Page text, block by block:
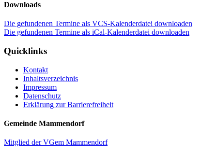
Downloads
Die gefundenen Termine als VCS-Kalenderdatei downloaden
Die gefundenen Termine als iCal-Kalenderdatei downloaden
Quicklinks
Kontakt
Inhaltsverzeichnis
Impressum
Datenschutz
Erklärung zur Barrierefreiheit
Gemeinde Mammendorf
Mitglied der VGem Mammendorf